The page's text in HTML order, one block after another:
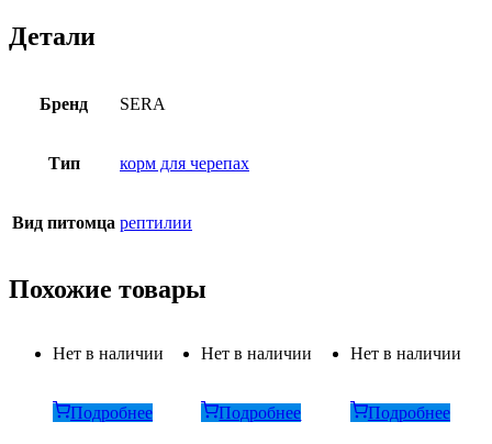
Детали
Бренд SERA
Тип корм для черепах
Вид питомца рептилии
Похожие товары
Нет в наличии
Подробнее
Нет в наличии
Подробнее
Нет в наличии
Подробнее